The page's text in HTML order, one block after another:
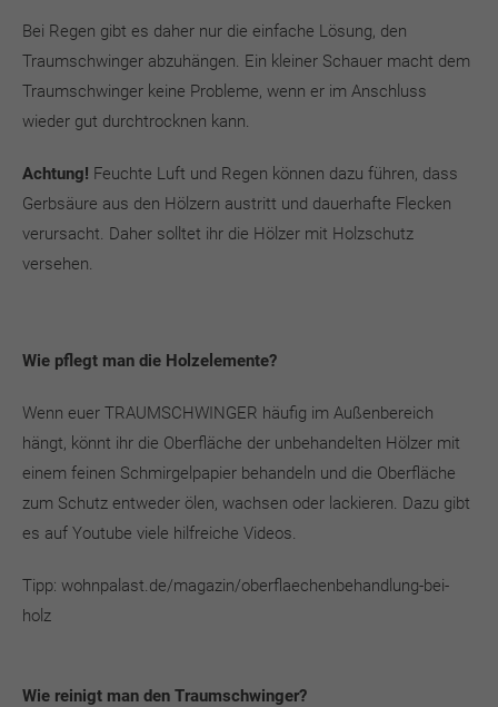
Bei Regen gibt es daher nur die einfache Lösung, den
Traumschwinger abzuhängen. Ein kleiner Schauer macht dem
Traumschwinger keine Probleme, wenn er im Anschluss
wieder gut durchtrocknen kann.
Achtung! Feuchte Luft und Regen können dazu führen, dass
Gerbsäure aus den Hölzern austritt und dauerhafte Flecken
verursacht. Daher solltet ihr die Hölzer mit Holzschutz
versehen.
Wie pflegt man die Holzelemente?
Wenn euer TRAUMSCHWINGER häufig im Außenbereich
hängt, könnt ihr die Oberfläche der unbehandelten Hölzer mit
einem feinen Schmirgelpapier behandeln und die Oberfläche
zum Schutz entweder ölen, wachsen oder lackieren. Dazu gibt
es auf Youtube viele hilfreiche Videos.
Tipp: wohnpalast.de/magazin/oberflaechenbehandlung-bei-
holz
Wie reinigt man den Traumschwinger?